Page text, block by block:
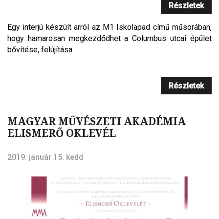
Részletek
Egy interjú készült arról az M1 Iskolapad című műsorában,
hogy hamarosan megkezdődhet a Columbus utcai épület
bővítése, felújítása.
Részletek
MAGYAR MŰVÉSZETI AKADÉMIA
ELISMERŐ OKLEVÉL
2019. január 15. kedd